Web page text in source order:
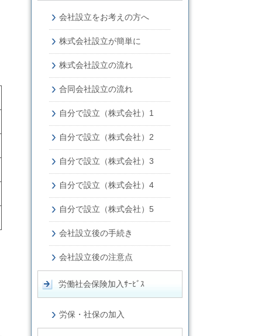
会社設立をお考えの方へ
株式会社設立が簡単に
株式会社設立の流れ
合同会社設立の流れ
自分で設立（株式会社）1
自分で設立（株式会社）2
自分で設立（株式会社）3
自分で設立（株式会社）4
自分で設立（株式会社）5
会社設立後の手続き
会社設立後の注意点
労働社会保険加入ｻｰﾋﾞｽ
労保・社保の加入